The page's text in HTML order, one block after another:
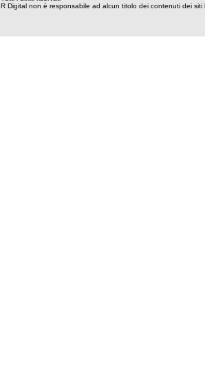
R Digital non è responsabile ad alcun titolo dei contenuti dei siti